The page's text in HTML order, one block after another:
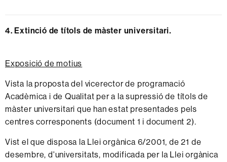
4. Extinció de títols de màster universitari.
Exposició de motius
Vista la proposta del vicerector de programació
Acadèmica i de Qualitat per a la supressió de títols de
màster universitari que han estat presentades pels
centres corresponents (document 1 i document 2).
Vist el que disposa la Llei orgànica 6/2001, de 21 de
desembre, d'universitats, modificada per la Llei orgànica